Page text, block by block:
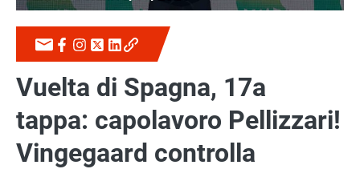
Vuelta di Spagna, 17a
tappa: capolavoro Pellizzari!
Vingegaard controlla